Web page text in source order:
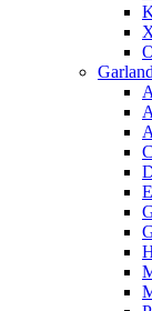
Garland